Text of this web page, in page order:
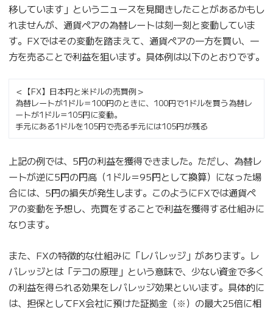
移しています」というニュースを見聞きしたことがあるかもし
れませんが、通貨ペアの為替レートは刻一刻と変動していま
す。FXではその変動を踏まえて、通貨ペアの一方を買い、一
方を売ることで利益を狙います。具体例は以下のとおりです。
＜【FX】日本円と米ドルの売買例＞
為替レートが1ドル＝100円のときに、100円で1ドルを買う為替レ
ートが1ドル＝105円に変動。
手元にある1ドルを105円で売る手元には105円が残る
上記の例では、5円の利益を獲得できました。ただし、為替レ
ートが逆に5円の円高（1ドル＝95円として換算）になった場
合には、5円の損失が発生します。このようにFXでは通貨ペ
アの変動を予想し、売買をすることで利益を獲得する仕組みに
なります。
また、FXの特徴的な仕組みに「レバレッジ」があります。レ
バレッジとは「テコの原理」という意味で、少ない資金で多く
の利益を得られる効果をレバレッジ効果といいます。具体的に
は、担保としてFX会社に預けた証拠金（※）の最大25倍に相